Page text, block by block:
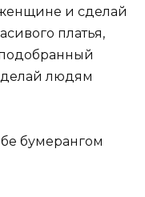
и сделай
платья,
делай людям
бумерангом